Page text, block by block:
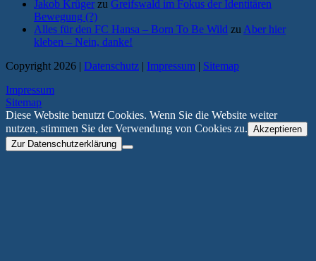
Jakob Krüger zu Greifswald im Fokus der Identitären
Bewegung (?)
Alles für den FC Hansa – Born To Be Wild zu Aber hier
kleben – Nein, danke!
Copyright 2026 | Datenschutz | Impressum | Sitemap
Impressum
Sitemap
Diese Website benutzt Cookies. Wenn Sie die Website weiter
nutzen, stimmen Sie der Verwendung von Cookies zu. Akzeptieren
Zur Datenschutzerklärung